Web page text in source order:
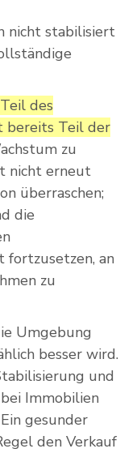
nicht stabilisiert
des
bereits Teil der
zu
nicht erneut
überraschen;
die
fortzusetzen, an
zu
Umgebung
besser wird.
und
Immobilien
gesunder
den Verkauf